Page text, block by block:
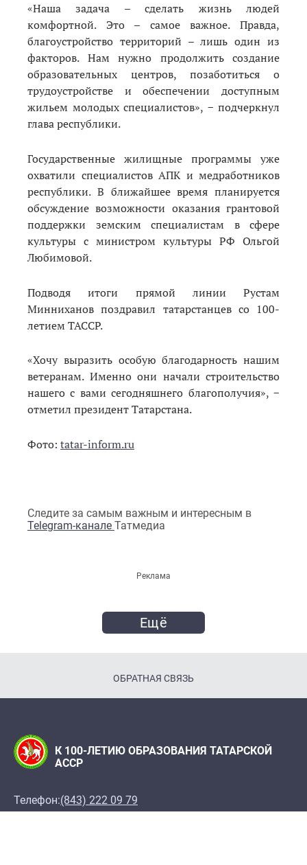
«Наша задача – сделать жизнь людей
комфортной. Это – самое важное. Правда,
благоустройство территорий – лишь один из
факторов. Нам нужно продолжить создание
образовательных центров, позаботиться о
трудоустройстве и обеспечении доступным
жильем молодых специалистов», − подчеркнул
глава республики.
Государственные жилищные программы уже
охватили специалистов АПК и медработников
республики. В ближайшее время планируется
обсуждение возможности оказания грантовой
поддержки земским специалистам в сфере
культуры с министром культуры РФ Ольгой
Любимовой.
Подводя итоги прямой линии Рустам
Минниханов поздравил татарстанцев со 100-
летием ТАССР.
«Хочу выразить особую благодарность нашим
ветеранам. Именно они начали строительство
нашего с вами сегодняшнего благополучия», −
отметил президент Татарстана.
Фото: tatar-inform.ru
Следите за самым важным и интересным в
Telegram-канале Татмедиа
Реклама
Ещё
ОБРАТНАЯ СВЯЗЬ
К 100-ЛЕТИЮ ОБРАЗОВАНИЯ ТАТАРСКОЙ
АССР
Телефон:(843) 222 09 79